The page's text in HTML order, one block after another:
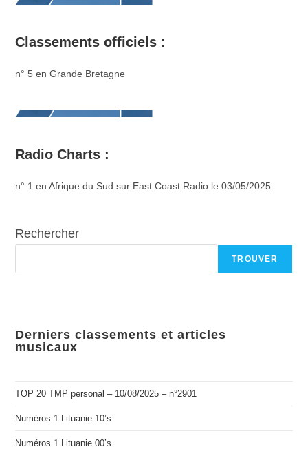
Classements officiels :
n° 5 en Grande Bretagne
Radio Charts :
n° 1 en Afrique du Sud sur East Coast Radio le 03/05/2025
Rechercher
TROUVER
Derniers classements et articles
musicaux
TOP 20 TMP personal – 10/08/2025 – n°2901
Numéros 1 Lituanie 10’s
Numéros 1 Lituanie 00’s